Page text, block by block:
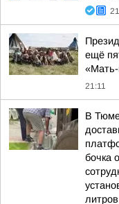
ещё
«Мать-
21:11
В
бочка